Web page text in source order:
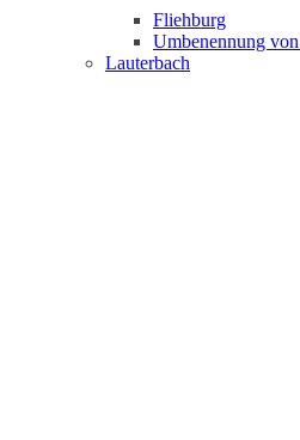
Fliehburg
Umbenennung
Lauterbach